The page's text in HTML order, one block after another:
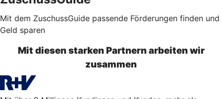
Mit dem ZuschussGuide passende Förderungen finden und
Geld sparen
Mit diesen starken Partnern arbeiten wir
zusammen